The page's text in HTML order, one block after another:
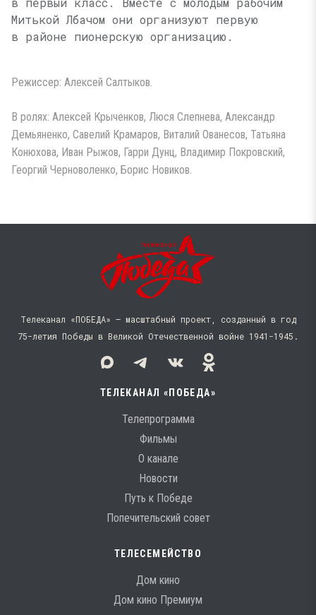
Митькой Лбачом они организуют первую
в районе пионерскую организацию.
Режиссер: Алексей Салтыков.
В ролях: Алексей Крыченков, Люся Слепнева, Александр
Демьяненко, Савелий Крамаров, Виталий Ованесов, Татьяна
Конюхова, Иван Рыжов, Гарри Дунц, Владимир Покровский,
Георгий Черноволенко, Борис Новиков.
Телеканал «ПОБЕДА» — масштабный проект, созданный в год
75-летия Победы в Великой Отечественной войне 1941−1945.
ТЕЛЕКАНАЛ «ПОБЕДА»
Телепрограмма
Фильмы
О канале
Новости
Путь к Победе
Попечительский совет
ТЕЛЕСЕМЕЙСТВО
Дом кино
Дом кино Премиум